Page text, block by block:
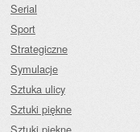
Serial
Sport
Strategiczne
Symulacje
Sztuka ulicy
Sztuki piękne